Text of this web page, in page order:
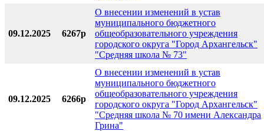
09.12.2025 6267р
О внесении изменений в устав
муниципального бюджетного
общеобразовательного учреждения
городского округа "Город Архангельск"
"Средняя школа № 73"
09.12.2025 6266р
О внесении изменений в устав
муниципального бюджетного
общеобразовательного учреждения
городского округа "Город Архангельск"
"Средняя школа № 70 имени Александра
Грина"